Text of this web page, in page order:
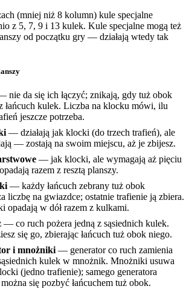
(mniej niż 8 kolumn) kule specjalne
z 5, 7, 9 i 13 kulek. Kule specjalne mogą też
od początku gry — działają wtedy tak
nie da się ich łączyć; znikają, gdy tuż obok
łańcuch kulek. Liczba na klocku mówi, ilu
jeszcze potrzeba.
— działają jak klocki (do trzech trafień), ale
— zostają na swoim miejscu, aż je zbijesz.
— jak klocki, ale wymagają aż pięciu
razem z resztą planszy.
— każdy łańcuch zebrany tuż obok
liczbę na gwiazdce; ostatnie trafienie ją zbiera.
opadają w dół razem z kulkami.
— co ruch pożera jedną z sąsiednich kulek.
się go, zbierając łańcuch tuż obok niego.
i mnożniki — generator co ruch zamienia
kulek w mnożnik. Mnożniki usuwa
(jedno trafienie); samego generatora
się pozbyć łańcuchem tuż obok.